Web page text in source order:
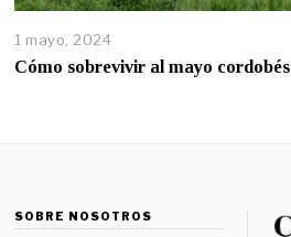
1 mayo, 2024
Cómo sobrevivir al mayo cordobés
SOBRE NOSOTROS